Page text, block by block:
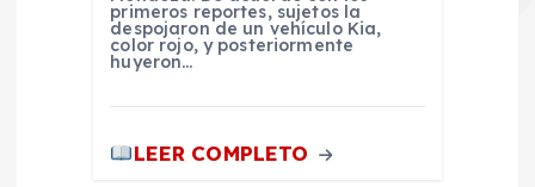
primeros reportes, sujetos la
despojaron de un vehículo Kia,
color rojo, y posteriormente
huyeron…
LEER COMPLETO